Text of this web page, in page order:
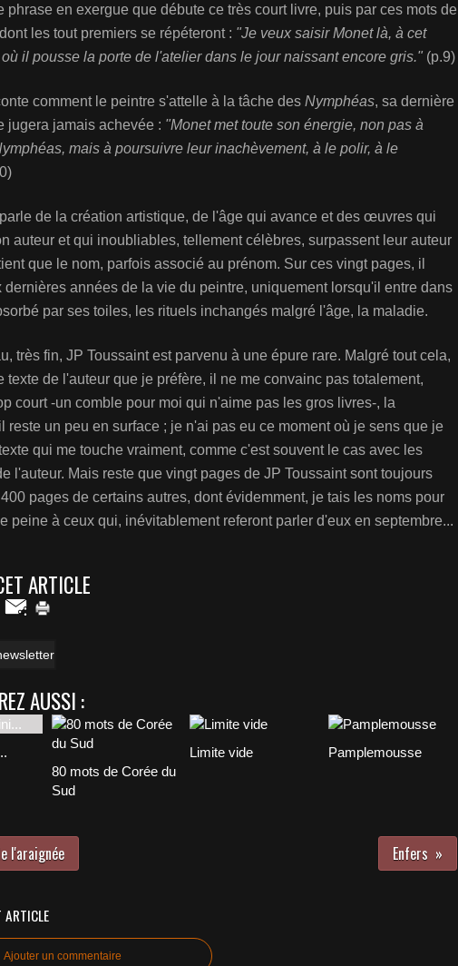
phrase en exergue que débute ce très court livre, puis par ces mots de
les tout premiers se répéteront : "Je veux saisir Monet là, à cet
il pousse la porte de l'atelier dans le jour naissant encore gris." (p.9)
comment le peintre s'attelle à la tâche des Nymphéas, sa dernière
jugera jamais achevée : "Monet met toute son énergie, non pas à
mais à poursuivre leur inachèvement, à le polir, à le
de la création artistique, de l'âge qui avance et des œuvres qui
auteur et qui inoubliables, tellement célèbres, surpassent leur auteur
que le nom, parfois associé au prénom. Sur ces vingt pages, il
dernières années de la vie du peintre, uniquement lorsqu'il entre dans
par ses toiles, les rituels inchangés malgré l'âge, la maladie.
très fin, JP Toussaint est parvenu à une épure rare. Malgré tout cela,
texte de l'auteur que je préfère, il ne me convainc pas totalement,
court -un comble pour moi qui n'aime pas les gros livres-, la
reste un peu en surface ; je n'ai pas eu ce moment où je sens que je
qui me touche vraiment, comme c'est souvent le cas avec les
l'auteur. Mais reste que vingt pages de JP Toussaint sont toujours
pages de certains autres, dont évidemment, je tais les noms pour
peine à ceux qui, inévitablement referont parler d'eux en septembre...
ARTICLE
AUSSI :
80 mots de Corée du
Sud
Limite vide Pamplemousse
l'araignée Enfers
ARTICLE
Ajouter un commentaire